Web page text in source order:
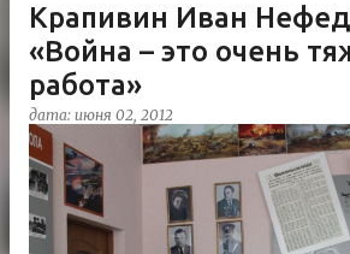
Крапивин Иван
«Война – это очень
работа»
дата: июня 02, 2012